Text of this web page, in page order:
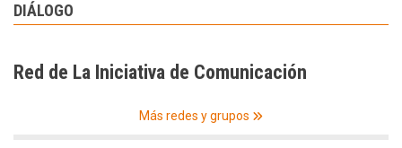
DIÁLOGO
Red de La Iniciativa de Comunicación
Más redes y grupos